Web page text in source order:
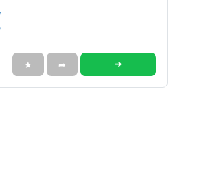
★ ➦ ➜